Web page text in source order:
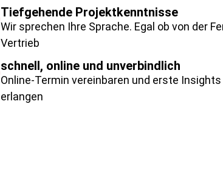
Tiefgehende Projektkenntnisse
Wir sprechen Ihre Sprache. Egal ob von der
Vertrieb
schnell, online und unverbindlich
Online-Termin vereinbaren und erste
erlangen